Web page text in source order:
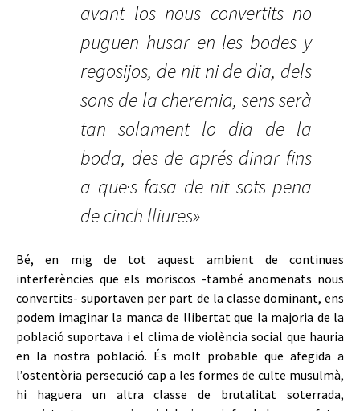
avant los nous convertits no
puguen husar en les bodes y
regosijos, de nit ni de dia, dels
sons de la cheremia, sens serà
tan solament lo dia de la
boda, des de aprés dinar fins
a que·s fasa de nit sots pena
de cinch lliures»
Bé, en mig de tot aquest ambient de continues
interferències que els moriscos -també anomenats nous
convertits- suportaven per part de la classe dominant, ens
podem imaginar la manca de llibertat que la majoria de la
població suportava i el clima de violència social que hauria
en la nostra població. És molt probable que afegida a
l’ostentòria persecució cap a les formes de culte musulmà,
hi haguera un altra classe de brutalitat soterrada,